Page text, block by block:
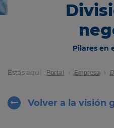
FECHAS Y FERIAS
CONTACTO
Pilares en
Estás aquí Portal Empresa
Volver a la visión